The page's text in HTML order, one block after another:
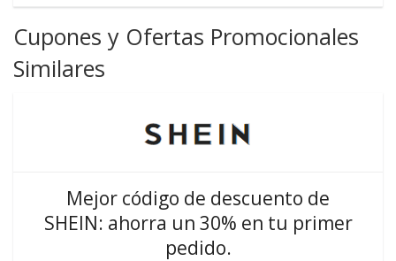
Cupones y Ofertas Promocionales
Similares
Mejor código de descuento de
SHEIN: ahorra un 30% en tu primer
pedido.